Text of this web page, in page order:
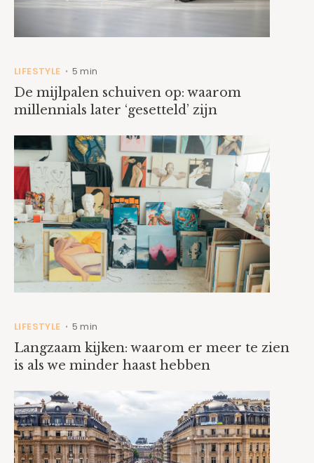
LIFESTYLE • 5 min
De mijlpalen schuiven op: waarom
millennials later ‘gesetteld’ zijn
LIFESTYLE • 5 min
Langzaam kijken: waarom er meer te zien
is als we minder haast hebben